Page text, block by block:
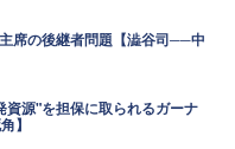
席の後継者問題【澁谷司──中
資源"を担保に取られるガーナ
】